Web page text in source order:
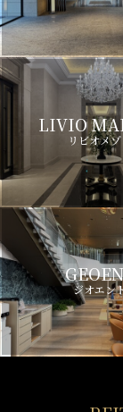
LIVIO
リビオメ
ジオエン